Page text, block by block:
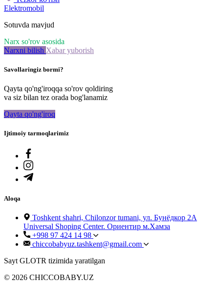
Elektromobil
Sotuvda mavjud
Narx so'rov asosida
Narxni bilish Xabar yuborish
Savollaringiz bormi?
Qayta qo'ng'iroqqa so'rov qoldiring
va siz bilan tez orada bog'lanamiz
Qayta qo'ng'iroq
Ijtimoiy tarmoqlarimiz
Aloqa
Toshkent shahri, Chilonzor tumani, ул. Бунёдкор 2А
Universal Shoping Center. Ориентир м.Хамза
+998 97 424 14 98
chiccobabyuz.tashkent@gmail.com
Sayt GLOTR tizimida yaratilgan
© 2026 CHICCOBABY.UZ